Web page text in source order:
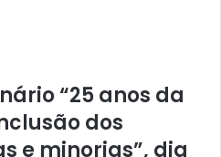
“25 anos da
dos
e minorias”, dia